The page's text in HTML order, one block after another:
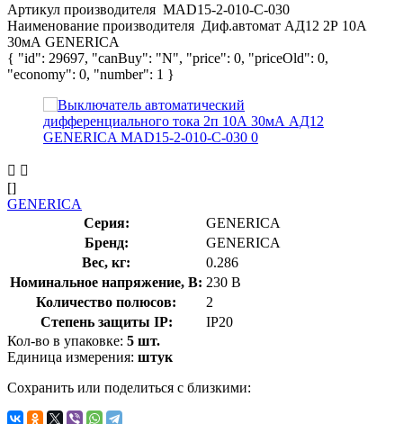
Артикул производителя MAD15-2-010-C-030
Наименование производителя Диф.автомат АД12 2Р 10А
30мА GENERICA
{ "id": 29697, "canBuy": "N", "price": 0, "priceOld": 0,
"economy": 0, "number": 1 }
[]
GENERICA
Серия:
GENERICA
Бренд:
GENERICA
Вес, кг:
0.286
Номинальное напряжение, В: 230 В
Количество полюсов:
2
Степень защиты IP:
IP20
Кол-во в упаковке: 5 шт.
Единица измерения: штук
Сохранить или поделиться с близкими: